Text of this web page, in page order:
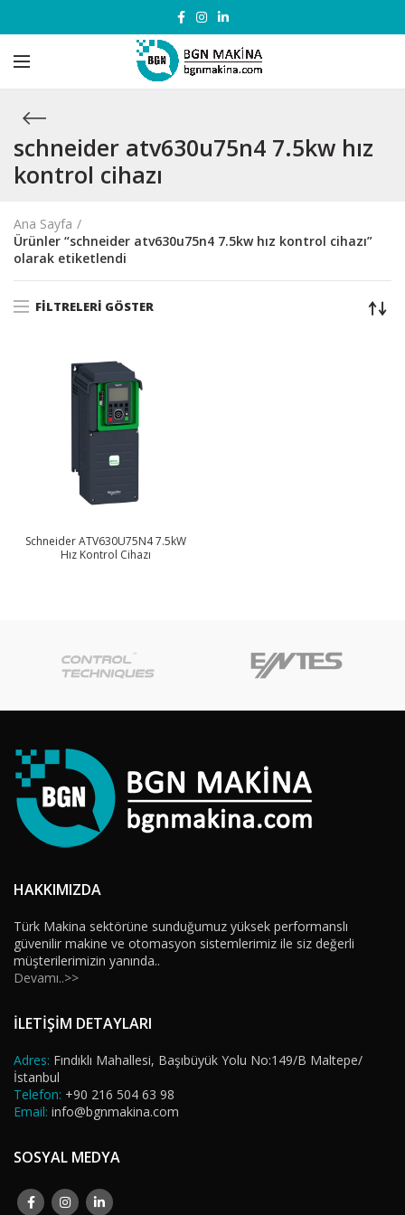
schneider atv630u75n4 7.5kw hız
kontrol cihazı
Ana Sayfa
Ürünler “schneider atv630u75n4 7.5kw hız kontrol cihazı”
olarak etiketlendi
FILTRELERI GÖSTER
Schneider ATV630U75N4 7.5kW
Hız Kontrol Cihazı
HAKKIMIZDA
Türk Makina sektörüne sunduğumuz yüksek performanslı
güvenilir makine ve otomasyon sistemlerimiz ile siz değerli
müşterilerimizin yanında..
Devamı..>>
İLETİŞİM DETAYLARI
Adres: Fındıklı Mahallesi, Başıbüyük Yolu No:149/B Maltepe/
İstanbul
Telefon: +90 216 504 63 98
Email: info@bgnmakina.com
SOSYAL MEDYA